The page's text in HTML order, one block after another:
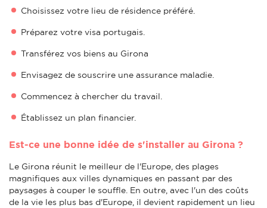
Choisissez votre lieu de résidence préféré.
Préparez votre visa portugais.
Transférez vos biens au Girona
Envisagez de souscrire une assurance maladie.
Commencez à chercher du travail.
Établissez un plan financier.
Est-ce une bonne idée de s'installer au Girona ?
Le Girona réunit le meilleur de l'Europe, des plages
magnifiques aux villes dynamiques en passant par des
paysages à couper le souffle. En outre, avec l'un des coûts
de la vie les plus bas d'Europe, il devient rapidement un lieu